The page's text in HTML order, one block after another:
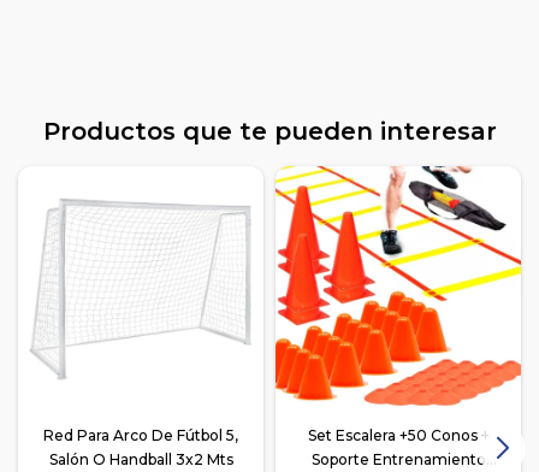
Productos que te pueden interesar
Red Para Arco De Fútbol 5,
Salón O Handball 3x2 Mts
Set Escalera +50 Conos +
Soporte Entrenamiento